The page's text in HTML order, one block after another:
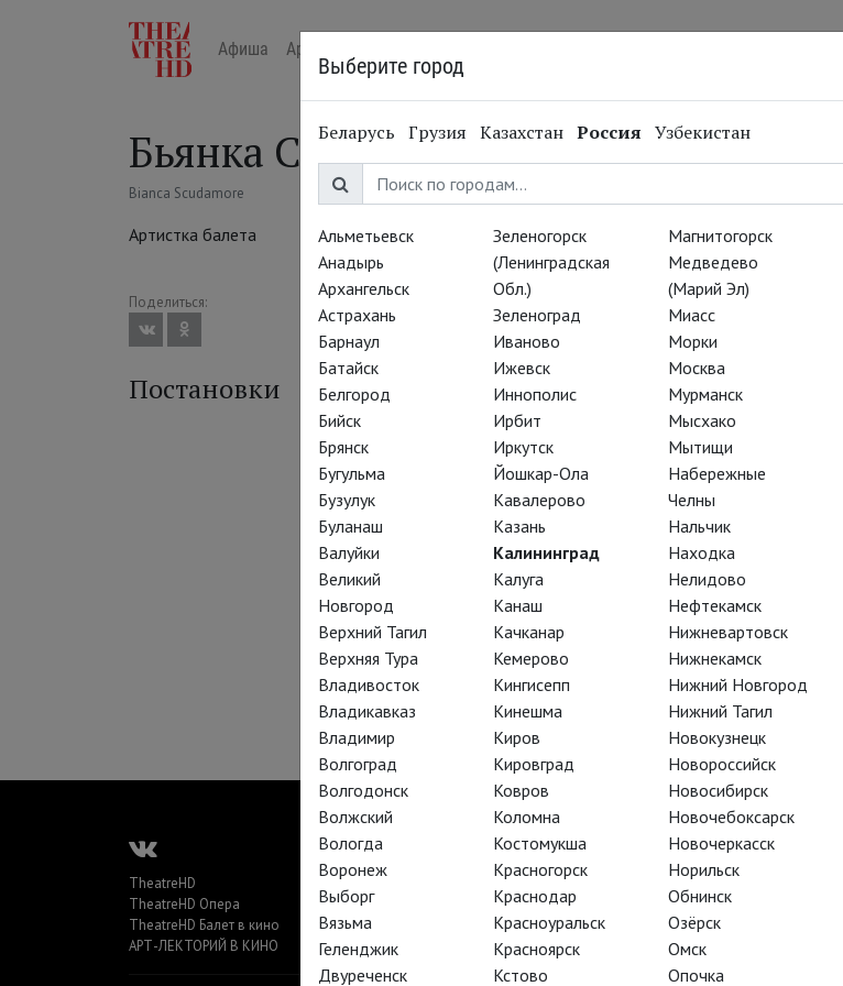
Афиша Арт-лекторий в кино
Бьянка Скудамор
Bianca Scudamore
Артистка балета
Поделиться:
Постановки
Красное и черное
TheatreHD
TheatreHD Опера
TheatreHD Балет в кино
АРТ-ЛЕКТОРИЙ В КИНО
TheatreHD
АРТ-ЛЕКТОРИЙ В КИНО
Выберите город
Беларусь Грузия Казахстан Россия Узбекистан
Альметьевск
Анадырь
Архангельск
Астрахань
Барнаул
Батайск
Белгород
Бийск
Брянск
Бугульма
Бузулук
Буланаш
Валуйки
Великий
Новгород
Верхний Тагил
Верхняя Тура
Владивосток
Владикавказ
Владимир
Волгоград
Волгодонск
Волжский
Вологда
Воронеж
Выборг
Вязьма
Геленджик
Двуреченск
Зеленогорск
(Ленинградская
Обл.)
Зеленоград
Иваново
Ижевск
Иннополис
Ирбит
Иркутск
Йошкар-Ола
Кавалерово
Казань
Калининград
Калуга
Канаш
Качканар
Кемерово
Кингисепп
Кинешма
Киров
Кировград
Ковров
Коломна
Костомукша
Красногорск
Краснодар
Красноуральск
Красноярск
Кстово
Магнитогорск
Медведево
(Марий Эл)
Миасс
Морки
Москва
Мурманск
Мысхако
Мытищи
Набережные
Челны
Нальчик
Находка
Нелидово
Нефтекамск
Нижневартовск
Нижнекамск
Нижний Новгород
Нижний Тагил
Новокузнецк
Новороссийск
Новосибирск
Новочебоксарск
Новочеркасск
Норильск
Обнинск
Озёрск
Омск
Опочка